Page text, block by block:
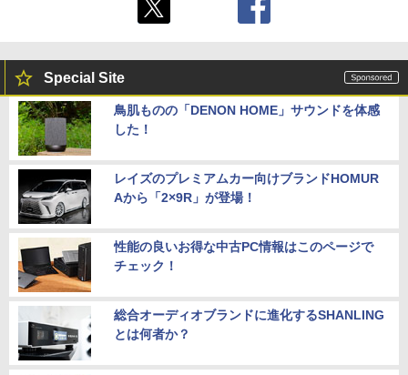
Special Site
鳥肌ものの「DENON HOME」サウンドを体感
した！
レイズのプレミアムカー向けブランドHOMUR
Aから「2×9R」が登場！
性能の良いお得な中古PC情報はこのページで
チェック！
総合オーディオブランドに進化するSHANLING
とは何者か？